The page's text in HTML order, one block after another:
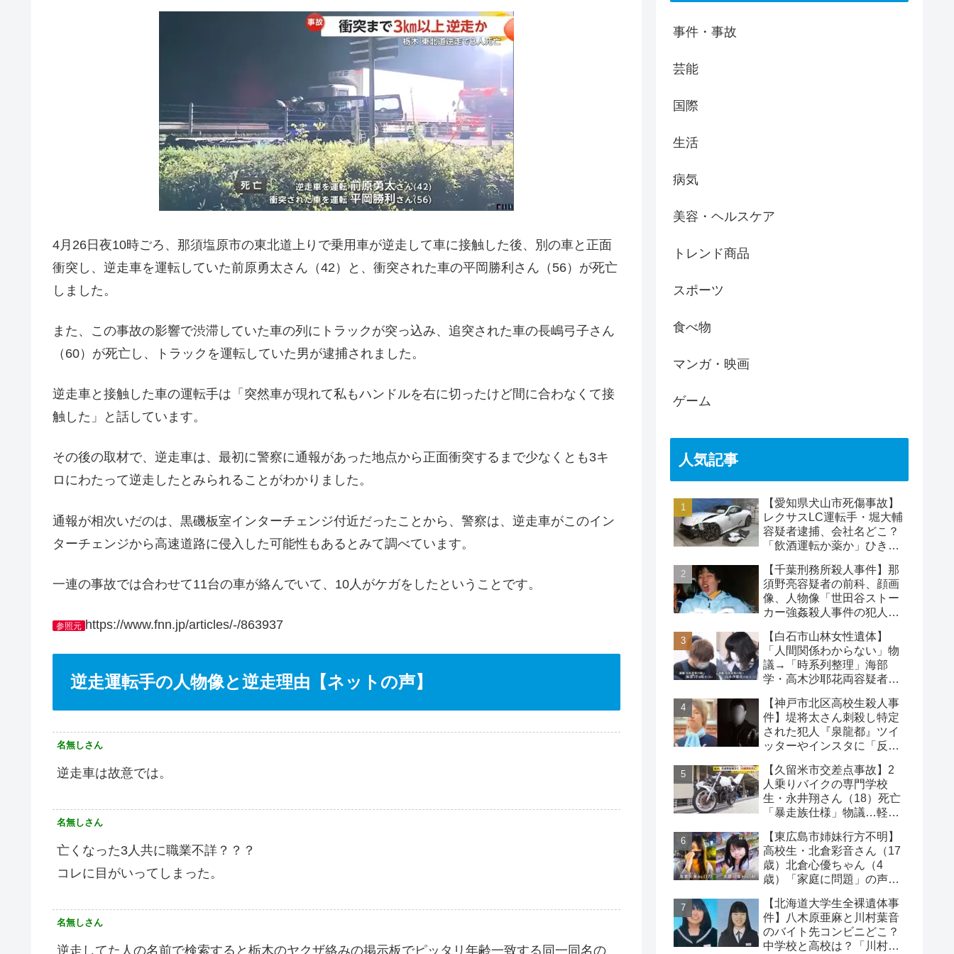
4月26日夜10時ごろ、那須塩原市の東北道上りで乗用車が逆走して車に接触した後、別の車と正面
衝突し、逆走車を運転していた前原勇太さん（42）と、衝突された車の平岡勝利さん（56）が死亡
しました。
また、この事故の影響で渋滞していた車の列にトラックが突っ込み、追突された車の長嶋弓子さん
（60）が死亡し、トラックを運転していた男が逮捕されました。
逆走車と接触した車の運転手は「突然車が現れて私もハンドルを右に切ったけど間に合わなくて接
触した」と話しています。
その後の取材で、逆走車は、最初に警察に通報があった地点から正面衝突するまで少なくとも3キ
ロにわたって逆走したとみられることがわかりました。
通報が相次いだのは、黒磯板室インターチェンジ付近だったことから、警察は、逆走車がこのイン
ターチェンジから高速道路に侵入した可能性もあるとみて調べています。
一連の事故では合わせて11台の車が絡んでいて、10人がケガをしたということです。
参照元 https://www.fnn.jp/articles/-/863937
逆走運転手の人物像と逆走理由【ネットの声】
名無しさん
逆走車は故意では。
名無しさん
亡くなった3人共に職業不詳？？？
コレに目がいってしまった。
名無しさん
逆走してた人の名前で検索すると栃木のヤクザ絡みの掲示板でピッタリ年齢一致する同一同名の
事件・事故
芸能
国際
生活
病気
美容・ヘルスケア
トレンド商品
スポーツ
食べ物
マンガ・映画
ゲーム
人気記事
【愛知県犬山市死傷事故】
レクサスLC運転手・堀大輔
容疑者逮捕、会社名どこ？
「飲酒運転か薬か」ひき逃
【千葉刑務所殺人事件】那
須野亮容疑者の前科、顔画
像、人物像「世田谷ストー
カー強姦殺人事件の犯人」
は？
【白石市山林女性遺体】
「人間関係わからない」物
議→「時系列整理」海部
学・高木沙耶花両容疑者、
な事件
【神戸市北区高校生殺人事
件】堤将太さん刺殺し特定
された犯人『泉龍都』ツイ
ッターやインスタに「反省
【久留米市交差点事故】2
人乗りバイクの専門学校
生・永井翔さん（18）死亡
「暴走族仕様」物議…軽自
【東広島市姉妹行方不明】
高校生・北倉彩音さん（17
歳）北倉心優ちゃん（4
歳）「家庭に問題」の声…
【北海道大学生全裸遺体事
件】八木原亜麻と川村葉音
のバイト先コンビニどこ？
中学校と高校は？「川村の